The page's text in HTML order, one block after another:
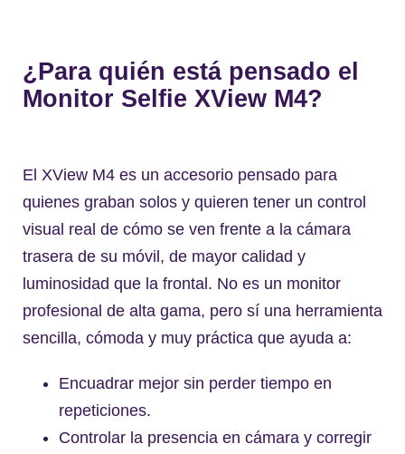
¿Para quién está pensado el
Monitor Selfie XView M4?
El XView M4 es un accesorio pensado para
quienes graban solos y quieren tener un control
visual real de cómo se ven frente a la cámara
trasera de su móvil, de mayor calidad y
luminosidad que la frontal. No es un monitor
profesional de alta gama, pero sí una herramienta
sencilla, cómoda y muy práctica que ayuda a:
Encuadrar mejor sin perder tiempo en
repeticiones.
Controlar la presencia en cámara y corregir